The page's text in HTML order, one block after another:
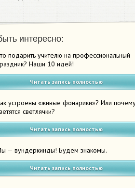
интересно:
подарить учителю на профессиональный
Наши 10 идей!
Читать запись полностью
устроены «живые фонарики»? Или
светлячки?
Читать запись полностью
— вундеркинды! Будем знакомы.
Читать запись полностью